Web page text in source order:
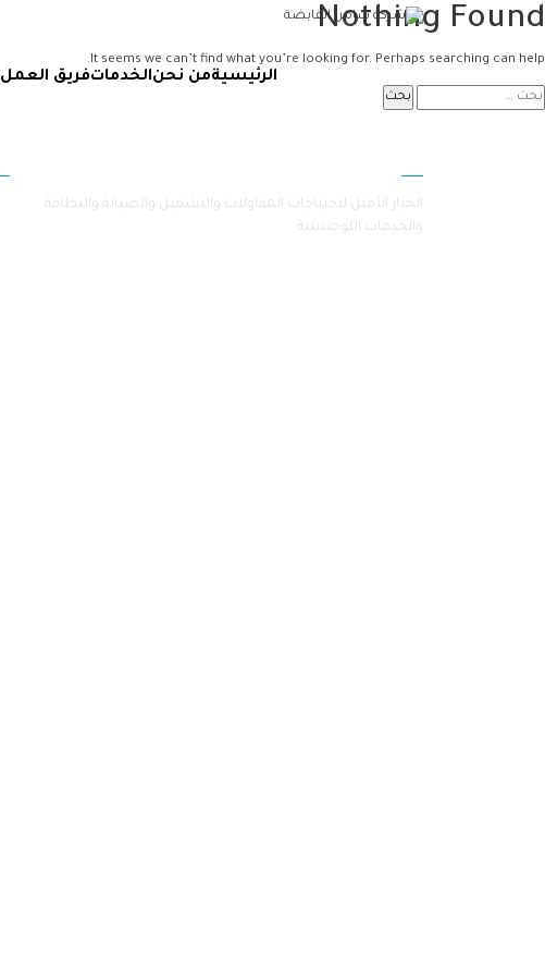
الرئيسيةمن نحنالخدماتفريق العمل
Nothing Found
It seems we can’t find what you’re looking for. Perhaps searching can help.
الخيار الأمثل لاحتياجات المقاولات والتشغيل والصيانة والنظافة
والخدمات اللوجستية